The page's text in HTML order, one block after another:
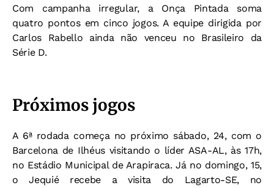
Com campanha irregular, a Onça Pintada soma
quatro pontos em cinco jogos. A equipe dirigida por
Carlos Rabello ainda não venceu no Brasileiro da
Série D.
Próximos jogos
A 6ª rodada começa no próximo sábado, 24, com o
Barcelona de Ilhéus visitando o líder ASA-AL, às 17h,
no Estádio Municipal de Arapiraca. Já no domingo, 15,
o Jequié recebe a visita do Lagarto-SE, no